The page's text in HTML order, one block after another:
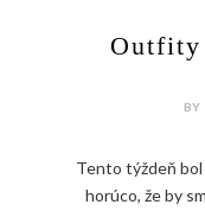
Outfity
BY
Tento týždeň
horúco, že by